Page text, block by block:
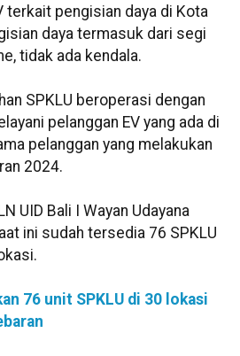
terkait pengisian daya di Kota
daya termasuk dari segi
tidak ada kendala.
SPKLU beroperasi dengan
pelanggan EV yang ada di
pelanggan yang melakukan
2024.
UID Bali I Wayan Udayana
ini sudah tersedia 76 SPKLU
76 unit SPKLU di 30 lokasi